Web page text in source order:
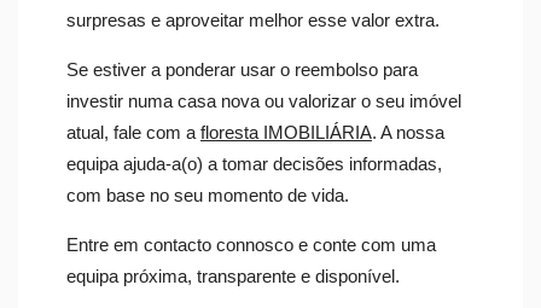
surpresas e aproveitar melhor esse valor extra.
Se estiver a ponderar usar o reembolso para
investir numa casa nova ou valorizar o seu imóvel
atual, fale com a floresta IMOBILIÁRIA. A nossa
equipa ajuda-a(o) a tomar decisões informadas,
com base no seu momento de vida.
Entre em contacto connosco e conte com uma
equipa próxima, transparente e disponível.